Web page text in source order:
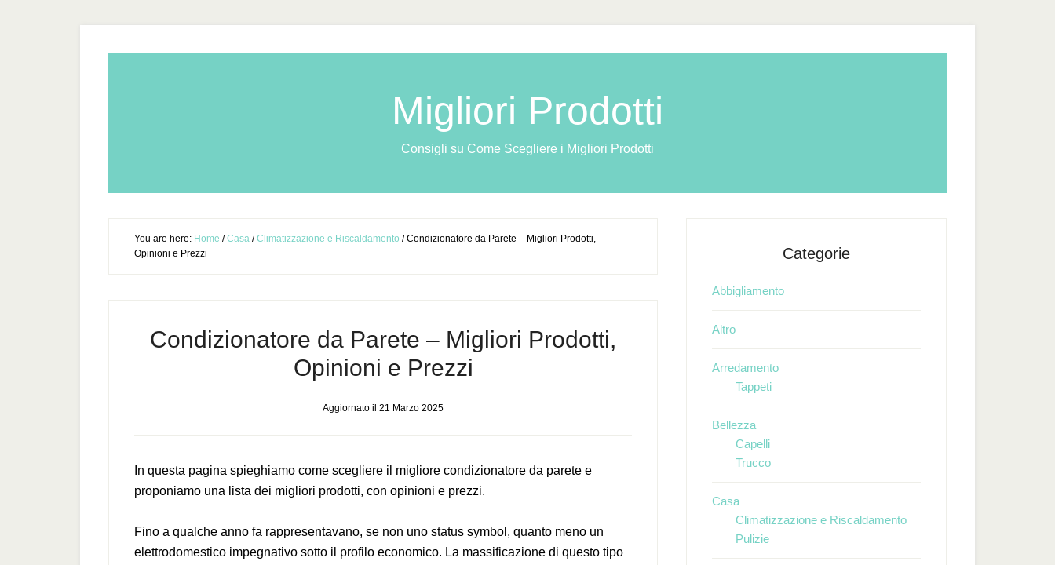
Migliori Prodotti
Consigli su Come Scegliere i Migliori Prodotti
You are here: Home / Casa / Climatizzazione e Riscaldamento /Condizionatore da Parete – Migliori Prodotti,
Opinioni e Prezzi
Condizionatore da Parete – Migliori Prodotti,
Opinioni e Prezzi
Aggiornato il 21 Marzo 2025
In questa pagina spieghiamo come scegliere il migliore condizionatore da parete e
proponiamo una lista dei migliori prodotti, con opinioni e prezzi.
Fino a qualche anno fa rappresentavano, se non uno status symbol, quanto meno un
elettrodomestico impegnativo sotto il profilo economico. La massificazione di questo tipo
Categorie
Abbigliamento
Altro
Arredamento
Tappeti
Bellezza
Capelli
Trucco
Casa
Climatizzazione e Riscaldamento
Pulizie